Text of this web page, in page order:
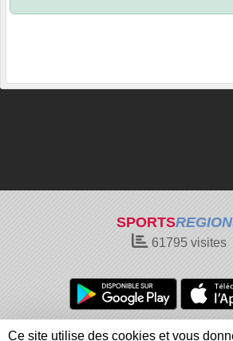
SPORTS
61795visites
Charte cookies Gestion
Ce site utilise des cookies et vous